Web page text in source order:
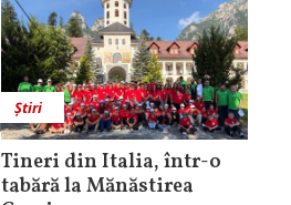
Știri
Tineri din Italia, într-o
tabără la Mănăstirea